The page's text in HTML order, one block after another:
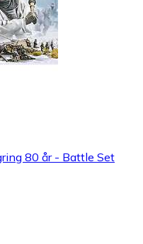
80 år - Battle Set